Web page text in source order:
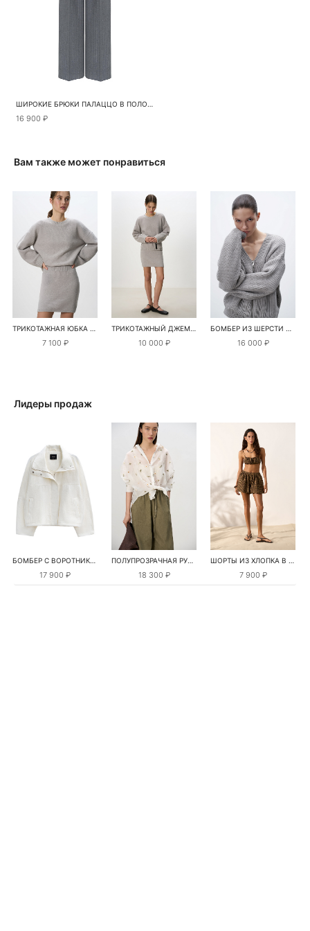
ШИРОКИЕ БРЮКИ ПАЛАЦЦО В ПОЛОСКУ
16 900 ₽
Вам также может понравиться
ТРИКОТАЖНАЯ ЮБКА МИНИ
7 100 ₽
ТРИКОТАЖНЫЙ ДЖЕМПЕР ИЗ ШЕРСТИ С ДОБАВЛЕНИЕМ МОХЕРА
10 000 ₽
БОМБЕР ИЗ ШЕРСТИ АЛЬПАКА
16 000 ₽
Лидеры продаж
БОМБЕР С ВОРОТНИКОМ-СТОЙКОЙ
17 900 ₽
ПОЛУПРОЗРАЧНАЯ РУБАШКА С РОМАШКАМИ
18 300 ₽
ШОРТЫ ИЗ ХЛОПКА В КЛЕТКУ
7 900 ₽